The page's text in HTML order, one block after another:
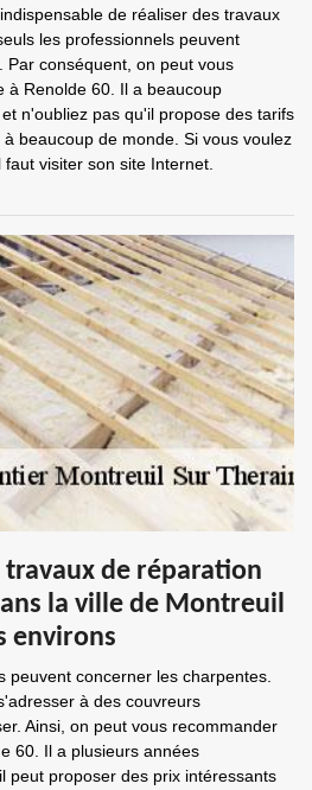
de réaliser des travaux
les professionnels peuvent
Par conséquent, on peut vous
à Renolde 60. Il a beaucoup
n'oubliez pas qu'il propose des tarifs
beaucoup de monde. Si vous voulez
visiter son site Internet.
travaux de réparation
la ville de Montreuil
environs
peuvent concerner les charpentes.
à des couvreurs
Ainsi, on peut vous recommander
60. Il a plusieurs années
peut proposer des prix intéressants